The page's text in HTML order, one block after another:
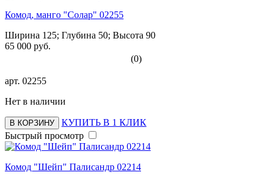
Комод, манго "Солар" 02255
Ширина 125; Глубина 50; Высота 90
65 000 руб.
(0)
арт. 02255
Нет в наличии
В КОРЗИНУ
КУПИТЬ В 1 КЛИК
Быстрый просмотр
Комод "Шейп" Палисандр 02214